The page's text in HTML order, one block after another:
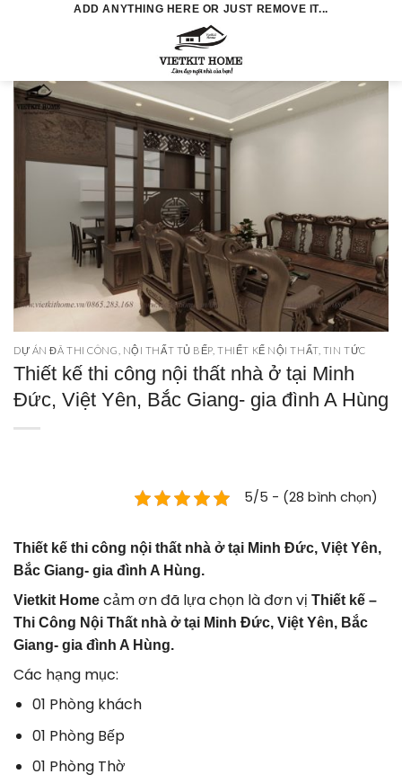
ADD ANYTHING HERE OR JUST REMOVE IT...
DỰ ÁN ĐÃ THI CÔNG NỘI THẤT TỦ BẾP ,THIẾT KẾ NỘI THẤT, TIN TỨC
Thiết kế thi công nội thất nhà ở tại Minh
Đức, Việt Yên, Bắc Giang- gia đình A Hùng
5/5 - (28 bình chọn)
Thiết kế thi công nội thất nhà ở tại Minh Đức, Việt Yên,
Bắc Giang- gia đình A Hùng.
Vietkit Home cảm ơn đã lựa chọn là đơn vị Thiết kế –
Thi Công Nội Thất nhà ở tại Minh Đức, Việt Yên, Bắc
Giang- gia đình A Hùng.
Các hạng mục:
01 Phòng khách
01 Phòng Bếp
01 Phòng Thờ